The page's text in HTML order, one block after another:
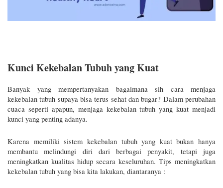
Kunci Kekebalan Tubuh yang Kuat
Banyak yang mempertanyakan bagaimana sih cara menjaga
kekebalan tubuh supaya bisa terus sehat dan bugar? Dalam perubahan
cuaca seperti apapun, menjaga kekebalan tubuh yang kuat menjadi
kunci yang penting adanya.
Karena memiliki sistem kekebalan tubuh yang kuat bukan hanya
membantu melindungi diri dari berbagai penyakit, tetapi juga
meningkatkan kualitas hidup secara keseluruhan. Tips meningkatkan
kekebalan tubuh yang bisa kita lakukan, diantaranya :